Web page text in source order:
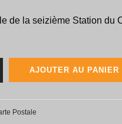
de la seizième Station du
AJOUTER AU PANIER
Postale